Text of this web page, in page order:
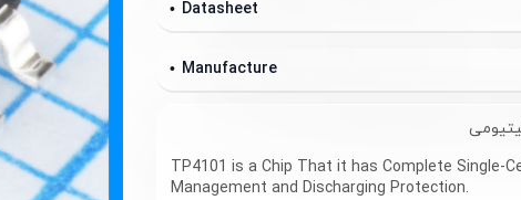
Datasheet
Manufacture
TP4101 is a Chip That it has Complete Single-
Management and Discharging Protection.